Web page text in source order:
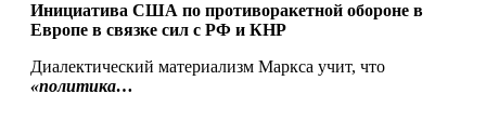
Инициатива США по противоракетной обороне в
Европе в связке сил с РФ и КНР
Диалектический материализм Маркса учит, что
«политика…